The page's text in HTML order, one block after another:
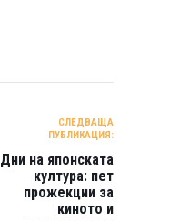
СЛЕДВАЩА
ПУБЛИКАЦИЯ:
Дни на японската
култура: пет
прожекции за
киното и